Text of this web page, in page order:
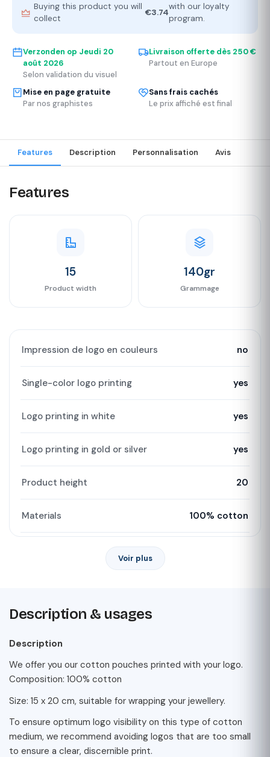
Buying this product you will
collect
€3.74
with our loyalty
program.
Verzonden op Jeudi 20
août 2026
Selon validation du visuel
Livraison offerte dès 250 €
Partout en Europe
Mise en page gratuite
Par nos graphistes
Sans frais cachés
Le prix affiché est final
Features Description Personnalisation Avis
Features
15
Product width
140gr
Grammage
Impression de logo en couleurs no
Single-color logo printing yes
Logo printing in white yes
Logo printing in gold or silver yes
Product height 20
Materials 100% cotton
Voir plus
Description & usages
Description
We offer you our cotton pouches printed with your logo.
Composition: 100% cotton
Size: 15 x 20 cm, suitable for wrapping your jewellery.
To ensure optimum logo visibility on this type of cotton
medium, we recommend avoiding logos that are too small
to ensure a clear, discernible print.